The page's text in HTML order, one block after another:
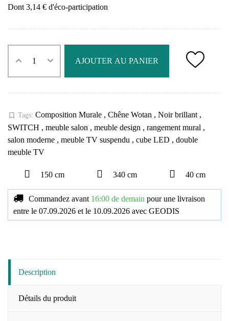
Dont 3,14 € d'éco-participation
AJOUTER AU PANIER
bookmark_border Tags: Composition Murale , Chêne Wotan , Noir brillant ,
SWITCH , meuble salon , meuble design , rangement mural ,
salon moderne , meuble TV suspendu , cube LED , double
meuble TV
150 cm 340 cm 40 cm
Commandez avant 16:00 de demain pour une livraison
entre le 07.09.2026 et le 10.09.2026 avec GEODIS
Description
Détails du produit